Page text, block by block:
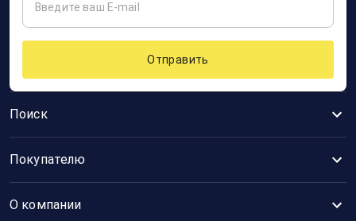
Поиск
Покупателю
О компании
Отправить